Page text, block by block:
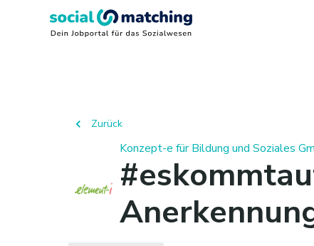
Zurück
Konzept-e für Bildung und Soziales